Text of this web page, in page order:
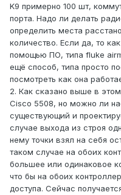
K9 примерно 100 шт,
порта. Надо ли делать
определить места
количество. Если да, то
помощью ПО, типа fluke
ещё способ, типа просто
посмотреть как она
2. Как сказано выше в
Cisco 5508, но можно ли
существующий и
случае выхода из строя
нему точки взял на себя
таком случае на обоих
большее или одинаковое
что бы на обоих
доступа. Сейчас